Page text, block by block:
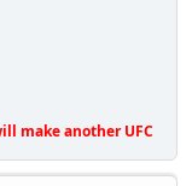
make another UFC